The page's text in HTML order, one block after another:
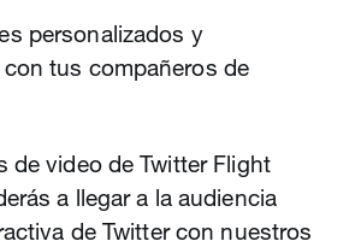
personalizados y
tus compañeros de
de video de Twitter Flight
a llegar a la audiencia
de Twitter con nuestros